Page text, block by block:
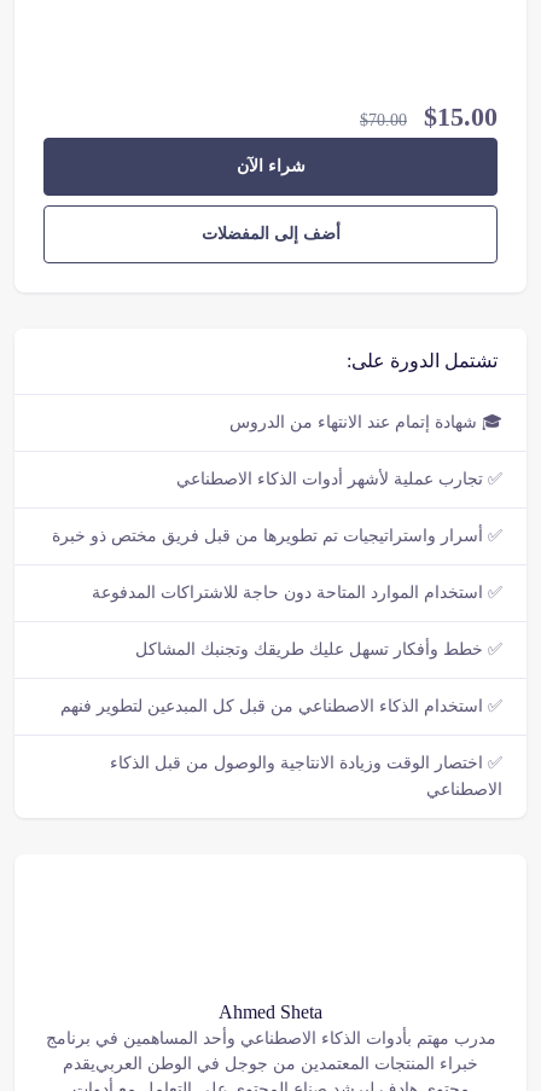
$15.00
$70.00
شراء الآن
أضف إلى المفضلات
تشتمل الدورة على:
🎓 شهادة إتمام عند الانتهاء من الدروس
✅ تجارب عملية لأشهر أدوات الذكاء الاصطناعي
✅ أسرار واستراتيجيات تم تطويرها من قبل فريق مختص ذو خبرة
✅ استخدام الموارد المتاحة دون حاجة للاشتراكات المدفوعة
✅ خطط وأفكار تسهل عليك طريقك وتجنبك المشاكل
✅ استخدام الذكاء الاصطناعي من قبل كل المبدعين لتطوير فنهم
✅ اختصار الوقت وزيادة الانتاجية والوصول من قبل الذكاء
الاصطناعي
Ahmed Sheta
مدرب مهتم بأدوات الذكاء الاصطناعي وأحد المساهمين في برنامج
خبراء المنتجات المعتمدين من جوجل في الوطن العربي يقدم